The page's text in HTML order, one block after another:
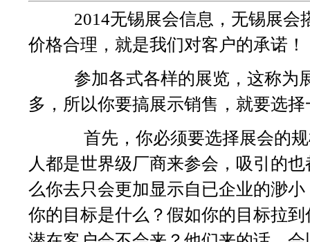
2014无锡展会信息，无锡展会搭
价格合理，就是我们对客户的承诺！
参加各式各样的展览，这称为展
多，所以你要搞展示销售，就要选
首先，你必须要选择展会的规
人都是世界级厂商来参会，吸引的
么你去只会更加显示自已企业的渺
你的目标是什么？假如你的目标拉